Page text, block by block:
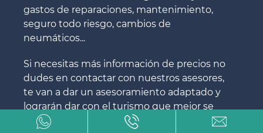
gastos de reparaciones, mantenimiento,
seguro todo riesgo, cambios de
neumáticos...
Si necesitas más información de precios no
dudes en contactar con nuestros asesores,
te van a dar un asesoramiento adaptado y
lograrán dar con el turismo que mejor se
amolda a tus necesidades.